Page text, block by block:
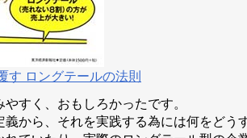
す ロングテールの法則
すく、おもしろかったです。
義から、それを実践する為には何をどう